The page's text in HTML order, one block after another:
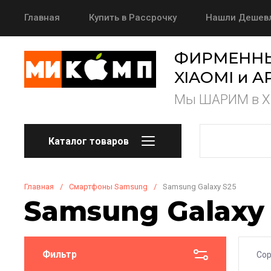
Главная Купить в Рассрочку Нашли
О нас Способы оплаты Политика
Блог
XIAOMI и
Мы ШАРИМ в
Каталог товаров
Главная / Смартфоны Samsung / Samsung Galaxy S25
Samsung Galaxy
Фильтр